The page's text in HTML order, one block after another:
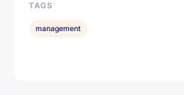
TAGS
management